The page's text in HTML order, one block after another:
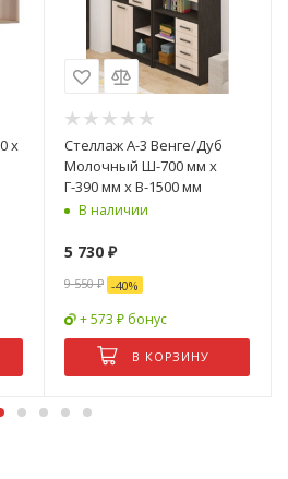
х
Стеллаж А-3 Венге/Дуб
Молочный Ш-700 мм x
Г-390 мм х В-1500 мм
В наличии
5 730 ₽
9 550₽ -40%
+ 573 ₽ бонус
В КОРЗИНУ